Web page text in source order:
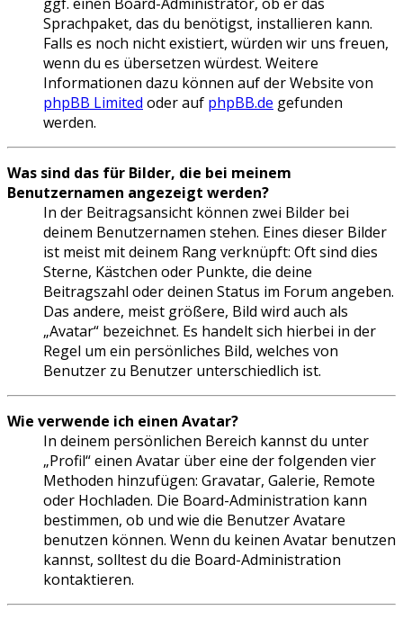
Sprachpaket, das du benötigst, installieren kann.
Falls es noch nicht existiert, würden wir uns freuen,
wenn du es übersetzen würdest. Weitere
Informationen dazu können auf der Website von
phpBB Limited oder auf phpBB.de gefunden
werden.
Was sind das für Bilder, die bei meinem
Benutzernamen angezeigt werden?
In der Beitragsansicht können zwei Bilder bei
deinem Benutzernamen stehen. Eines dieser Bilder
ist meist mit deinem Rang verknüpft: Oft sind dies
Sterne, Kästchen oder Punkte, die deine
Beitragszahl oder deinen Status im Forum angeben.
Das andere, meist größere, Bild wird auch als
„Avatar“ bezeichnet. Es handelt sich hierbei in der
Regel um ein persönliches Bild, welches von
Benutzer zu Benutzer unterschiedlich ist.
Wie verwende ich einen Avatar?
In deinem persönlichen Bereich kannst du unter
„Profil“ einen Avatar über eine der folgenden vier
Methoden hinzufügen: Gravatar, Galerie, Remote
oder Hochladen. Die Board-Administration kann
bestimmen, ob und wie die Benutzer Avatare
benutzen können. Wenn du keinen Avatar benutzen
kannst, solltest du die Board-Administration
kontaktieren.